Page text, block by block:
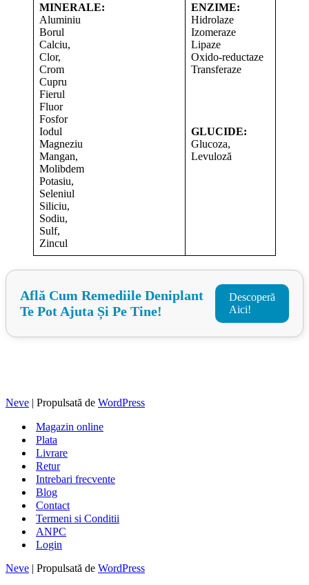
MINERALE:
Aluminiu
Borul
Calciu,
Clor,
Crom
Cupru
Fierul
Fluor
Fosfor
Iodul
Magneziu
Mangan,
Molibdem
Potasiu,
Seleniul
Siliciu,
Sodiu,
Sulf,
Zincul
ENZIME:
Hidrolaze
Izomeraze
Lipaze
Oxido-reductaze
Transferaze
GLUCIDE:
Glucoza,
Levuloză
Află Cum Remediile Deniplant
Te Pot Ajuta Și Pe Tine!
Descoperă
Aici!
Neve | Propulsată de WordPress
Magazin online
Plata
Livrare
Retur
Intrebari frecvente
Blog
Contact
Termeni si Conditii
ANPC
Login
Neve | Propulsată de WordPress